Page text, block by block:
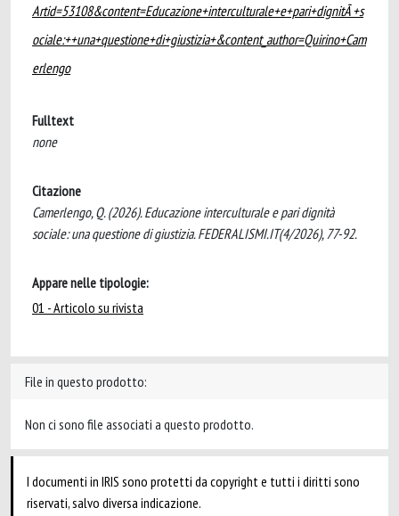
Artid=53108&content=Educazione+interculturale+e+pari+dignitÃ +s
ociale:++una+questione+di+giustizia+&content_author=Quirino+Cam
erlengo
Fulltext
none
Citazione
Camerlengo, Q. (2026). Educazione interculturale e pari dignità
sociale: una questione di giustizia. FEDERALISMI.IT(4/2026), 77-92.
Appare nelle tipologie:
01 - Articolo su rivista
File in questo prodotto:
Non ci sono file associati a questo prodotto.
I documenti in IRIS sono protetti da copyright e tutti i diritti sono
riservati, salvo diversa indicazione.